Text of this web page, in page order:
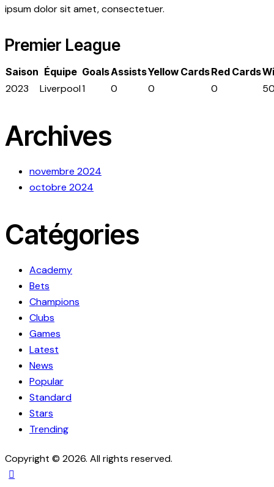
ipsum dolor sit amet, consectetuer.
Premier League
Saison Équipe GoalsAssistsYellow CardsRed Cards
2023 Liverpool1 0 0 0
Archives
novembre 2024
octobre 2024
Catégories
Academy
Bets
Champions
Clubs
Games
Latest
News
Popular
Standard
Stars
Trending
Copyright © 2026. All rights reserved.